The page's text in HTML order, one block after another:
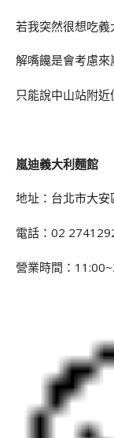
若我突然很想吃
解嘴饞是會考慮
只能說中山站附
嵐迪義大利麵館
地址：台北市大
電話：02
營業時間：